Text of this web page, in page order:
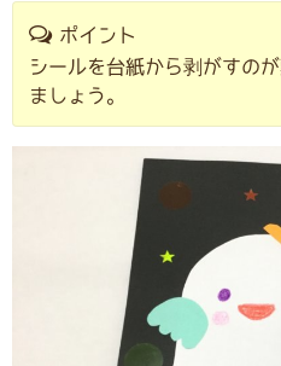
ポイント
シールを台紙から剥がすの
ましょう。